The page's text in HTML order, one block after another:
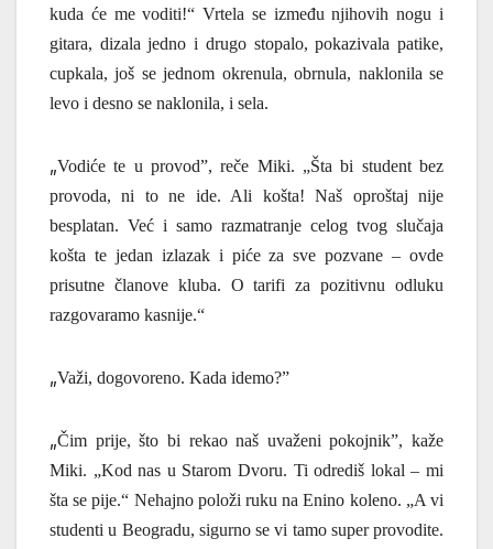
kuda će me voditi!“ Vrtela se između njihovih nogu i
gitara, dizala jedno i drugo stopalo, pokazivala patike,
cupkala, još se jednom okrenula, obrnula, naklonila se
levo i desno se naklonila, i sela.
„Vodiće te u provod”, reče Miki. „Šta bi student bez
provoda, ni to ne ide. Ali košta! Naš oproštaj nije
besplatan. Već i samo razmatranje celog tvog slučaja
košta te jedan izlazak i piće za sve pozvane – ovde
prisutne članove kluba. O tarifi za pozitivnu odluku
razgovaramo kasnije.“
„Važi, dogovoreno. Kada idemo?”
„Čim prije, što bi rekao naš uvaženi pokojnik”, kaže
Miki. „Kod nas u Starom Dvoru. Ti odrediš lokal – mi
šta se pije.“ Nehajno položi ruku na Enino koleno. „A vi
studenti u Beogradu, sigurno se vi tamo super provodite.